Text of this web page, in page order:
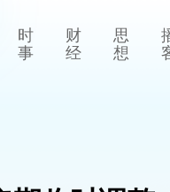
时
事
财
经
思
想